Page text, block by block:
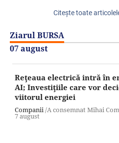
Citeşte toate
Ziarul BURSA
07 august
Reţeaua electrică intră în
AI; Investiţiile care vor
viitorul energiei
Companii/A consemnat Mihai
7 august